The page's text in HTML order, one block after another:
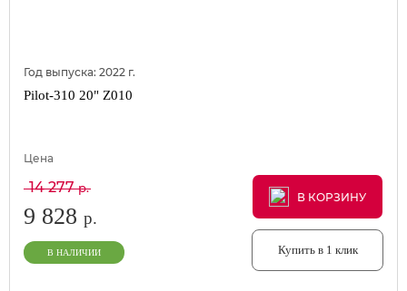
Год выпуска: 2022 г.
Pilot-310 20" Z010
Цена
14 277р.
9 828 р.
В НАЛИЧИИ
В КОРЗИНУ
В КОРЗИНУ
В КОРЗИНУ
Купить в 1 клик